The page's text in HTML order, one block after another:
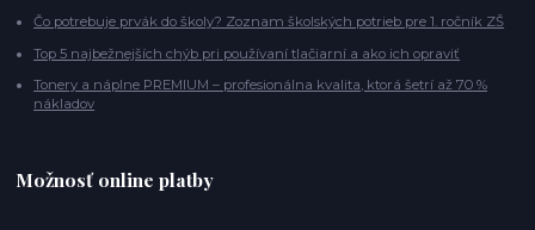
Čo potrebuje prvák do školy? Zoznam školských potrieb pre 1. ročník ZŠ
Top 5 najbežnejších chýb pri používaní tlačiarní a ako ich opraviť
Tonery a náplne PREMIUM – profesionálna kvalita, ktorá šetrí až 70 %
nákladov
Možnosť online platby